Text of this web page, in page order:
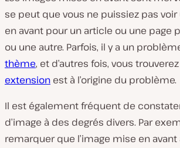
se peut que vous ne puissiez pas
en avant pour un article ou une page
ou une autre. Parfois, il y a un
thème, et d’autres fois, vous trouverez
extension est à l’origine du problème.
Il est également fréquent de
d’image à des degrés divers. Par
remarquer que l’image mise en